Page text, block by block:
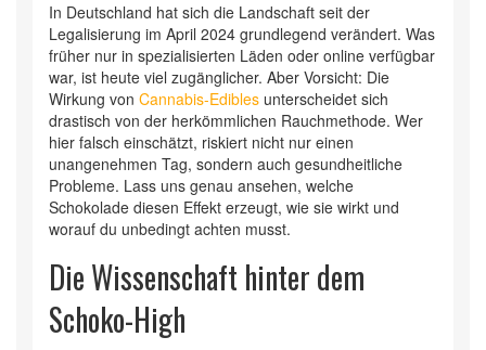
In Deutschland hat sich die Landschaft seit der
Legalisierung im April 2024 grundlegend verändert. Was
früher nur in spezialisierten Läden oder online verfügbar
war, ist heute viel zugänglicher. Aber Vorsicht: Die
Wirkung von Cannabis-Edibles unterscheidet sich
drastisch von der herkömmlichen Rauchmethode. Wer
hier falsch einschätzt, riskiert nicht nur einen
unangenehmen Tag, sondern auch gesundheitliche
Probleme. Lass uns genau ansehen, welche
Schokolade diesen Effekt erzeugt, wie sie wirkt und
worauf du unbedingt achten musst.
Die Wissenschaft hinter dem
Schoko-High